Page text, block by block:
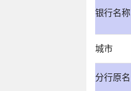
银行名称
城市
分行原名